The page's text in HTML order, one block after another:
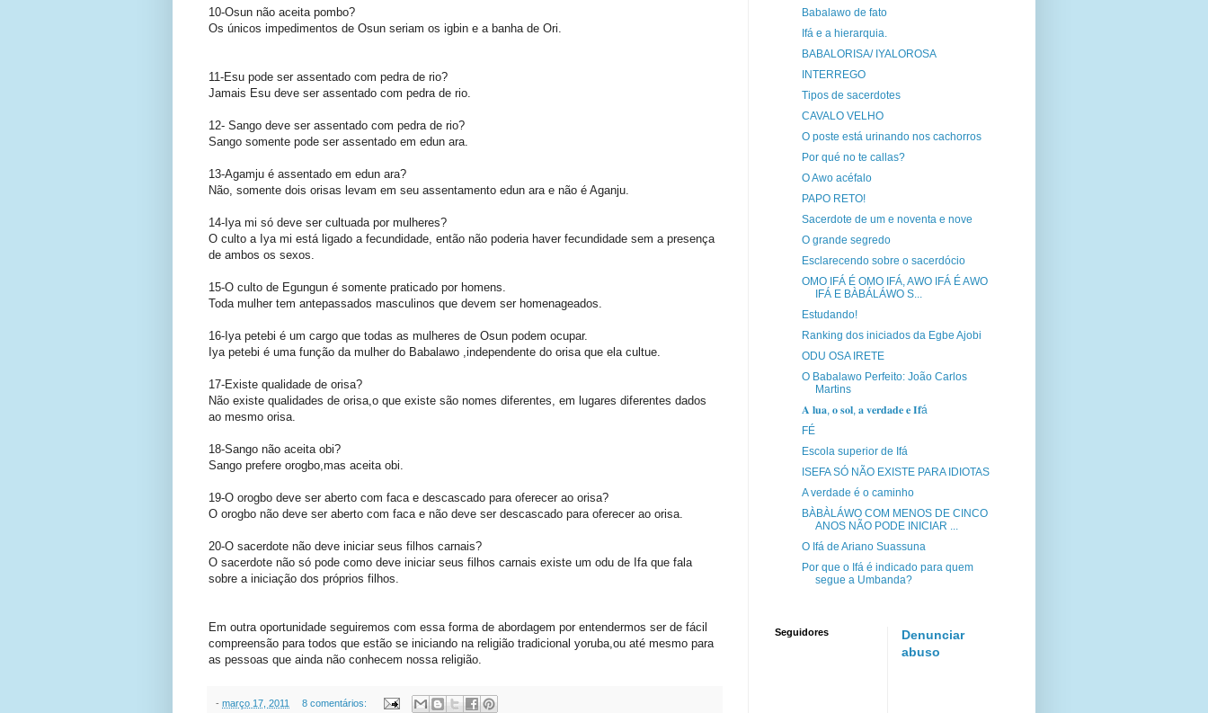
10-Osun não aceita pombo?
Os únicos impedimentos de Osun seriam os igbin e a banha de Ori.
11-Esu pode ser assentado com pedra de rio?
Jamais Esu deve ser assentado com pedra de rio.
12- Sango deve ser assentado com pedra de rio?
Sango somente pode ser assentado em edun ara.
13-Agamju é assentado em edun ara?
Não, somente dois orisas levam em seu assentamento edun ara e não é Aganju.
14-Iya mi só deve ser cultuada por mulheres?
O culto a Iya mi está ligado a fecundidade, então não poderia haver fecundidade sem a presença
de ambos os sexos.
15-O culto de Egungun é somente praticado por homens.
Toda mulher tem antepassados masculinos que devem ser homenageados.
16-Iya petebi é um cargo que todas as mulheres de Osun podem ocupar.
Iya petebi é uma função da mulher do Babalawo ,independente do orisa que ela cultue.
17-Existe qualidade de orisa?
Não existe qualidades de orisa,o que existe são nomes diferentes, em lugares diferentes dados
ao mesmo orisa.
18-Sango não aceita obi?
Sango prefere orogbo,mas aceita obi.
19-O orogbo deve ser aberto com faca e descascado para oferecer ao orisa?
O orogbo não deve ser aberto com faca e não deve ser descascado para oferecer ao orisa.
20-O sacerdote não deve iniciar seus filhos carnais?
O sacerdote não só pode como deve iniciar seus filhos carnais existe um odu de Ifa que fala
sobre a iniciação dos próprios filhos.
Em outra oportunidade seguiremos com essa forma de abordagem por entendermos ser de fácil
compreensão para todos que estão se iniciando na religião tradicional yoruba,ou até mesmo para
as pessoas que ainda não conhecem nossa religião.
- março 17, 2011 8 comentários:
Babalawo de fato
Ifá e a hierarquia.
BABALORISA/ IYALOROSA
INTERREGO
Tipos de sacerdotes
CAVALO VELHO
O poste está urinando nos cachorros
Por qué no te callas?
O Awo acéfalo
PAPO RETO!
Sacerdote de um e noventa e nove
O grande segredo
Esclarecendo sobre o sacerdócio
OMO IFÁ É OMO IFÁ, AWO IFÁ É AWO
IFÁ E BÀBÁLÁWO S...
Estudando!
Ranking dos iniciados da Egbe Ajobi
ODU OSA IRETE
O Babalawo Perfeito: João Carlos
Martins
𝐀 𝐥𝐮𝐚, 𝐨 𝐬𝐨𝐥, 𝐚 𝐯𝐞𝐫𝐝𝐚𝐝𝐞 𝐞 𝐈𝐟á
FÉ
Escola superior de Ifá
ISEFA SÓ NÃO EXISTE PARA IDIOTAS
A verdade é o caminho
BÀBÀLÁWO COM MENOS DE CINCO
ANOS NÃO PODE INICIAR ...
O Ifá de Ariano Suassuna
Por que o Ifá é indicado para quem
segue a Umbanda?
Seguidores
Denunciar
abuso